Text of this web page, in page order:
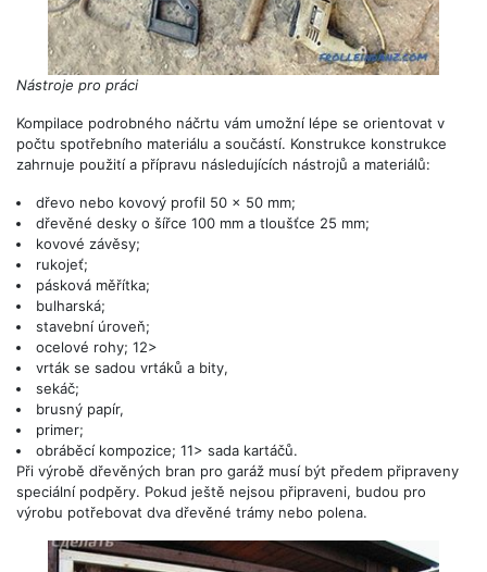
Nástroje pro práci
Kompilace podrobného náčrtu vám umožní lépe se orientovat v
počtu spotřebního materiálu a součástí. Konstrukce konstrukce
zahrnuje použití a přípravu následujících nástrojů a materiálů:
dřevo nebo kovový profil 50 x 50 mm;
dřevěné desky o šířce 100 mm a tloušťce 25 mm;
kovové závěsy;
rukojeť;
pásková měřítka;
bulharská;
stavební úroveň;
ocelové rohy; 12>
vrták se sadou vrtáků a bity,
sekáč;
brusný papír,
primer;
obráběcí kompozice; 11> sada kartáčů.
Při výrobě dřevěných bran pro garáž musí být předem připraveny
speciální podpěry. Pokud ještě nejsou připraveni, budou pro
výrobu potřebovat dva dřevěné trámy nebo polena.